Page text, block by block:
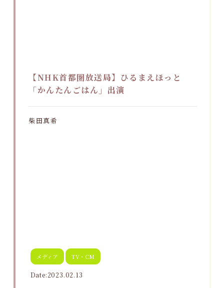
【NHK首都圏放送局】ひるまえほっと
「かんたんごはん」出演
柴田真希
メディア TV・CM
Date:2023.02.13